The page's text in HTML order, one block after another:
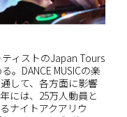
ィストのJapan Tours
。DANCE MUSICの楽
して、各方面に影響
には、25万人動員と
ナイトアクアリウ